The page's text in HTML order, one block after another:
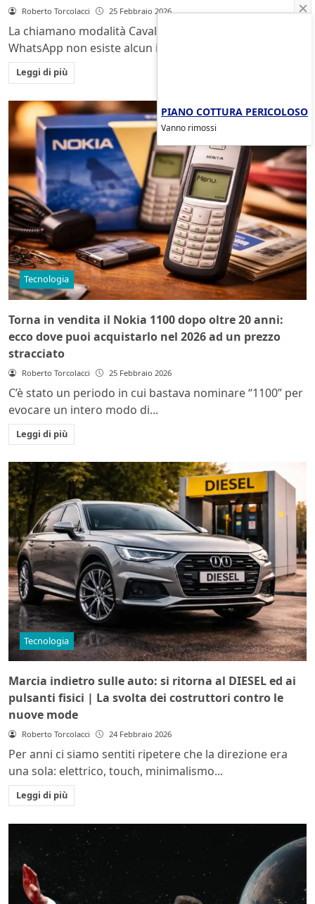
Roberto Torcolacci 25 Febbraio 2026
La chiamano modalità Cavallo di Fuoco, ma dentro
WhatsApp non esiste alcun interruttore con questo...
Leggi di più
Tecnologia
Torna in vendita il Nokia 1100 dopo oltre 20 anni:
ecco dove puoi acquistarlo nel 2026 ad un prezzo
stracciato
Roberto Torcolacci 25 Febbraio 2026
C’è stato un periodo in cui bastava nominare “1100” per
evocare un intero modo di...
Leggi di più
Tecnologia
Marcia indietro sulle auto: si ritorna al DIESEL ed ai
pulsanti fisici | La svolta dei costruttori contro le
nuove mode
Roberto Torcolacci 24 Febbraio 2026
Per anni ci siamo sentiti ripetere che la direzione era
una sola: elettrico, touch, minimalismo...
Leggi di più
PIANO COTTURA PERICOLOSO
Vanno rimossi